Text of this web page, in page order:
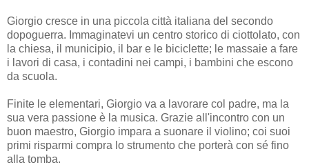
Giorgio cresce in una piccola città italiana del secondo
dopoguerra. Immaginatevi un centro storico di ciottolato, con
la chiesa, il municipio, il bar e le biciclette; le massaie a fare
i lavori di casa, i contadini nei campi, i bambini che escono
da scuola.
Finite le elementari, Giorgio va a lavorare col padre, ma la
sua vera passione è la musica. Grazie all'incontro con un
buon maestro, Giorgio impara a suonare il violino; coi suoi
primi risparmi compra lo strumento che porterà con sé fino
alla tomba.